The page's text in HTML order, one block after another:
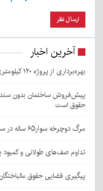
آخرین اخبار
بهره‌برداری از پروژه ۱۲۰ کیلومتری فیبرنوری روستایی در قلعه‌گنج
پیش‌فروش ساختمان بدون سند
حقوق است
مرگ دوچرخه سوار۶۵ ساله در مسیر باغین
تداوم صف‌های طولانی و کمبود
پیگیری قضایی حقوق